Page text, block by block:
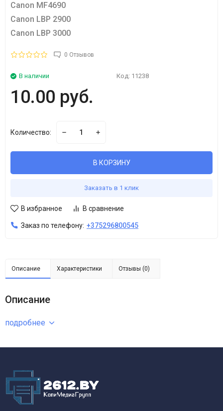
Canon MF4690
Canon LBP 2900
Canon LBP 3000
0 Отзывов
В наличии Код: 11238
10.00 руб.
Количество:
В КОРЗИНУ
Заказать в 1 клик
В избранное В сравнение
Заказ по телефону: +375296800545
Описание Характеристики Отзывы (0)
Описание
подробнее